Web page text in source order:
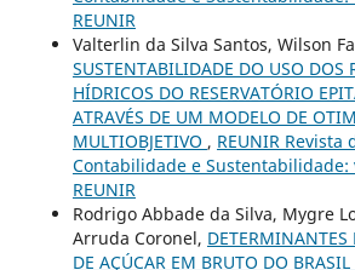
REUNIR
Valterlin da Silva Santos, Wilson
SUSTENTABILIDADE DO USO DOS
HÍDRICOS DO RESERVATÓRIO
ATRAVÉS DE UM MODELO DE
MULTIOBJETIVO , REUNIR
Contabilidade e Sustentabilidade:
REUNIR
Rodrigo Abbade da Silva, Mygre
Arruda Coronel, DETERMINANTES
DE AÇÚCAR EM BRUTO DO